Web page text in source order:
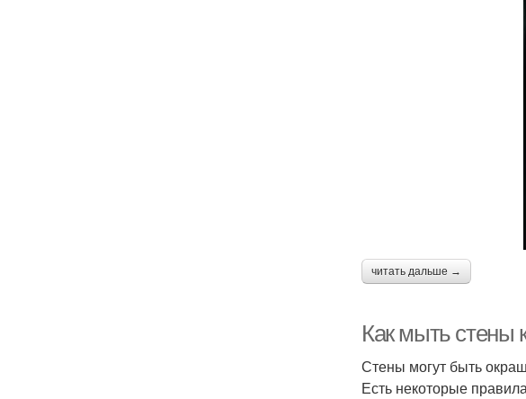
читать дальше →
Как мыть стены
Стены могут быть
Есть некоторые